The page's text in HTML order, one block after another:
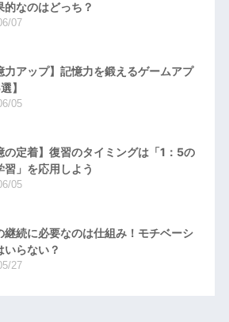
的なのはどっち？
07
力アップ】記憶力を鍛えるゲームアプ
】
05
の定着】復習のタイミングは「1：5の
習」を応用しよう
05
継続に必要なのは仕組み！モチベーシ
いらない？
27